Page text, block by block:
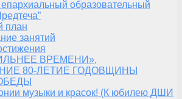
епархиальный образовательный
план
занятий
ВРЕМЕНИ»,
80-ЛЕТИЕ ГОДОВЩИНЫ
музыки и красок! (К юбилею ДШИ